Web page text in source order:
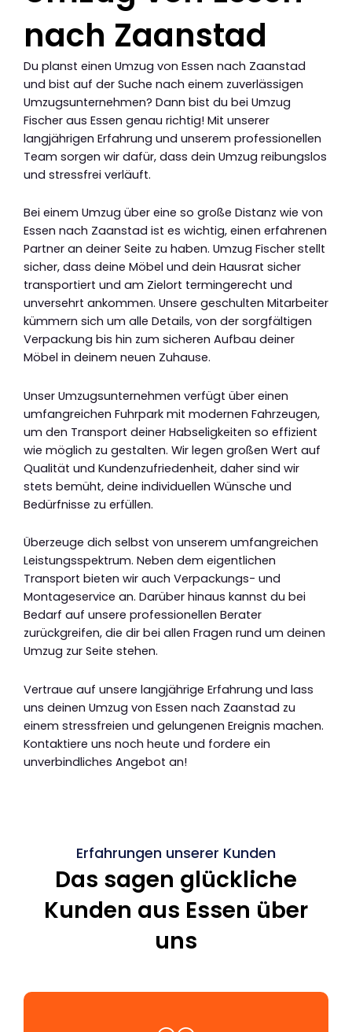
nach Zaanstad
Du planst einen Umzug von Essen nach Zaanstad
und bist auf der Suche nach einem zuverlässigen
Umzugsunternehmen? Dann bist du bei Umzug
Fischer aus Essen genau richtig! Mit unserer
langjährigen Erfahrung und unserem professionellen
Team sorgen wir dafür, dass dein Umzug reibungslos
und stressfrei verläuft.
Bei einem Umzug über eine so große Distanz wie von
Essen nach Zaanstad ist es wichtig, einen erfahrenen
Partner an deiner Seite zu haben. Umzug Fischer stellt
sicher, dass deine Möbel und dein Hausrat sicher
transportiert und am Zielort termingerecht und
unversehrt ankommen. Unsere geschulten Mitarbeiter
kümmern sich um alle Details, von der sorgfältigen
Verpackung bis hin zum sicheren Aufbau deiner
Möbel in deinem neuen Zuhause.
Unser Umzugsunternehmen verfügt über einen
umfangreichen Fuhrpark mit modernen Fahrzeugen,
um den Transport deiner Habseligkeiten so effizient
wie möglich zu gestalten. Wir legen großen Wert auf
Qualität und Kundenzufriedenheit, daher sind wir
stets bemüht, deine individuellen Wünsche und
Bedürfnisse zu erfüllen.
Überzeuge dich selbst von unserem umfangreichen
Leistungsspektrum. Neben dem eigentlichen
Transport bieten wir auch Verpackungs- und
Montageservice an. Darüber hinaus kannst du bei
Bedarf auf unsere professionellen Berater
zurückgreifen, die dir bei allen Fragen rund um deinen
Umzug zur Seite stehen.
Vertraue auf unsere langjährige Erfahrung und lass
uns deinen Umzug von Essen nach Zaanstad zu
einem stressfreien und gelungenen Ereignis machen.
Kontaktiere uns noch heute und fordere ein
unverbindliches Angebot an!
Erfahrungen unserer Kunden
Das sagen glückliche
Kunden aus Essen über
uns